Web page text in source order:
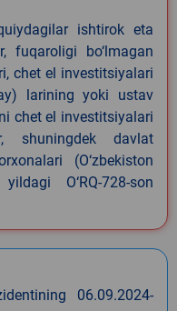
ishtirok eta
fuqaroligi bo‘lmagan
chet el investitsiyalari
larining yoki ustav
chet el investitsiyalari
shuningdek davlat
(O‘zbekiston
O‘RQ-728-son
06.09.2024-